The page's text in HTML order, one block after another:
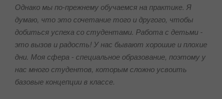
Однако мы по-прежнему обучаемся на практике. Я
думаю, что это сочетание того и другого, чтобы
добиться успеха со студентами. Работа с детьми -
это вызов и радость! У нас бывают хорошие и плохие
дни. Моя сфера - специальное образование, поэтому у
нас много студентов, которым сложно усвоить
базовые концепции в классе.